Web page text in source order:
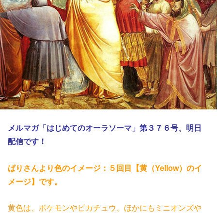
メルマガ「はじめてのオーラソーマ」第３７６号、明日
配信です！
ぱりさんより色のイメージ：５回目【黄（Yellow）のイ
メージ】です。
黄色は、ポケモンやピカチュウ、ほかにもミニオンズや